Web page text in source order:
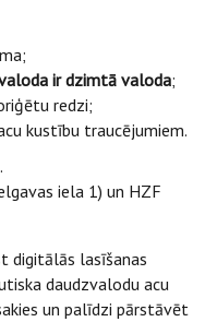
ir dzimtā valoda;
redzi;
kustību traucējumiem.
iela 1) un HZF
digitālās lasīšanas
daudzvalodu acu
un palīdzi pārstāvēt